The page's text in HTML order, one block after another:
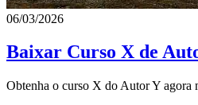
06/03/2026
Baixar Curso X de
Obtenha o curso X do Autor Y agora